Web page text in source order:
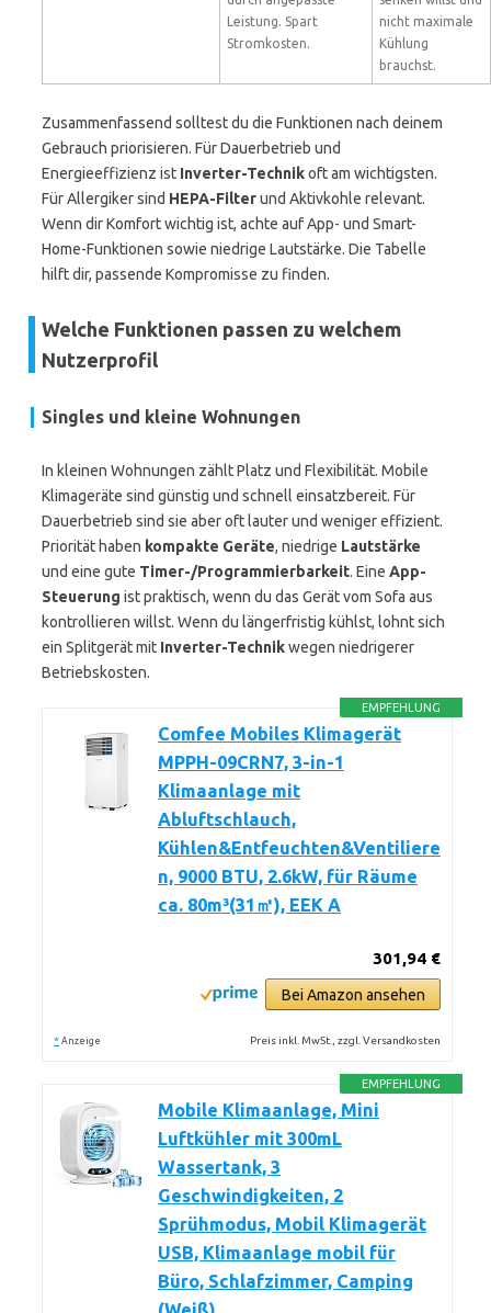
Leistung. Spart
Stromkosten.
nicht maximale
Kühlung
brauchst.
Zusammenfassend solltest du die Funktionen nach deinem
Gebrauch priorisieren. Für Dauerbetrieb und
Energieeffizienz ist Inverter-Technikoft am wichtigsten.
Für Allergiker sind HEPA-Filterund Aktivkohle relevant.
Wenn dir Komfort wichtig ist, achte auf App- und Smart-
Home-Funktionen sowie niedrige Lautstärke. Die Tabelle
hilft dir, passende Kompromisse zu finden.
Welche Funktionen passen zu welchem
Nutzerprofil
Singles und kleine Wohnungen
In kleinen Wohnungen zählt Platz und Flexibilität. Mobile
Klimageräte sind günstig und schnell einsatzbereit. Für
Dauerbetrieb sind sie aber oft lauter und weniger effizient.
Priorität haben kompakte Geräte, niedrige Lautstärke
und eine gute Timer-/Programmierbarkeit. Eine App-
Steuerung ist praktisch, wenn du das Gerät vom Sofa aus
kontrollieren willst. Wenn du längerfristig kühlst, lohnt sich
ein Splitgerät mit Inverter-Technikwegen niedrigerer
Betriebskosten.
EMPFEHLUNG
Comfee Mobiles Klimagerät
MPPH-09CRN7, 3-in-1
Klimaanlage mit
Abluftschlauch,
Kühlen&Entfeuchten&Ventiliere
n, 9000 BTU, 2.6kW, für Räume
ca. 80m³(31㎡), EEK A
301,94 €
Bei Amazon ansehen
* Anzeige Preis inkl. MwSt., zzgl. Versandkosten
EMPFEHLUNG
Mobile Klimaanlage, Mini
Luftkühler mit 300mL
Wassertank, 3
Geschwindigkeiten, 2
Sprühmodus, Mobil Klimagerät
USB, Klimaanlage mobil für
Büro, Schlafzimmer, Camping